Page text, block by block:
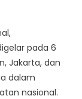
pada 6
Jakarta, dan
dalam
nasional.